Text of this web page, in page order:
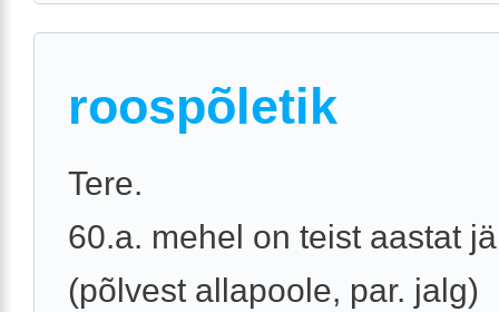
roospõletik
Tere.
60.a. mehel on teist aastat
(põlvest allapoole, par. jalg)